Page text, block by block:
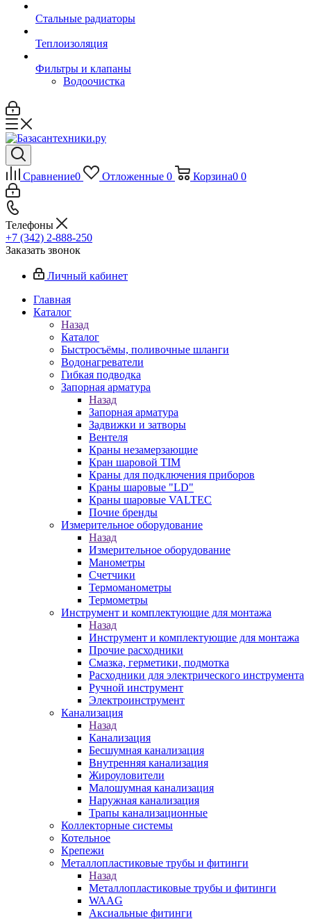
Стальные радиаторы
Теплоизоляция
Фильтры и клапаны
Водоочистка
Сравнение0 Отложенные 0 Корзина0 0
Телефоны
+7 (342) 2-888-250
Заказать звонок
Личный кабинет
Главная
Каталог
Назад
Каталог
Быстросъёмы, поливочные шланги
Водонагреватели
Гибкая подводка
Запорная арматура
Назад
Запорная арматура
Задвижки и затворы
Вентеля
Краны незамерзающие
Кран шаровой TIM
Краны для подключения приборов
Краны шаровые "LD"
Краны шаровые VALTEC
Почие бренды
Измерительное оборудование
Назад
Измерительное оборудование
Манометры
Счетчики
Термоманометры
Термометры
Инструмент и комплектующие для монтажа
Назад
Инструмент и комплектующие для монтажа
Прочие расходники
Смазка, герметики, подмотка
Расходники для электрического инструмента
Ручной инструмент
Электроинструмент
Канализация
Назад
Канализация
Бесшумная канализация
Внутренняя канализация
Жироуловители
Малошумная канализация
Наружная канализация
Трапы канализационные
Коллекторные системы
Котельное
Крепежи
Металлопластиковые трубы и фитинги
Назад
Металлопластиковые трубы и фитинги
WAAG
Аксиальные фитинги